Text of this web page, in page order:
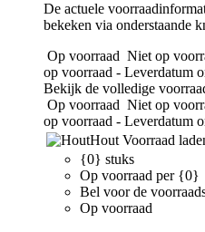
De actuele
bekeken via onderstaande
Op voorraad Niet op
op voorraad - Leverdatum
Bekijk de volledige
Op voorraad Niet op
op voorraad - Leverdatum
Hout Voorraad
{0} stuks
Op voorraad per {0}
Bel voor de
Op voorraad